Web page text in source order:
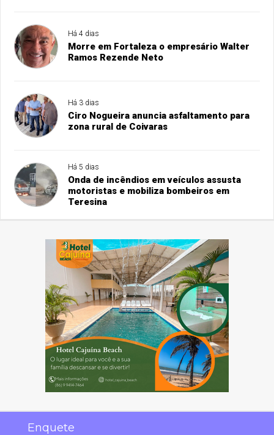
Há 4 dias
Morre em Fortaleza o empresário Walter
Ramos Rezende Neto
Há 3 dias
Ciro Nogueira anuncia asfaltamento para
zona rural de Coivaras
Há 5 dias
Onda de incêndios em veículos assusta
motoristas e mobiliza bombeiros em
Teresina
Enquete